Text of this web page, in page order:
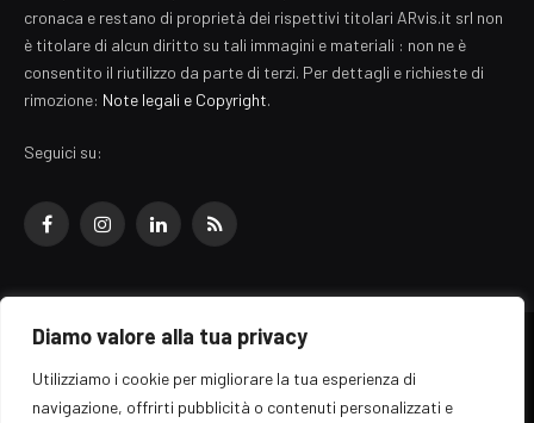
Diamo valore alla tua privacy
Utilizziamo i cookie per migliorare la tua esperienza di
navigazione, offrirti pubblicità o contenuti personalizzati e
cronaca e restano di proprietà dei rispettivi titolari ARvis.it srl non
è titolare di alcun diritto su tali immagini e materiali : non ne è
consentito il riutilizzo da parte di terzi. Per dettagli e richieste di
rimozione: Note legali e Copyright.
Seguici su:
FacebookInstagramLinkedInRSS
© 2026 EZ Rome Designed by ARvis.it
Il portale EZ Rome e' una testata giornalistica di carattere generalista
registrata al tribunale di Roma - Numero 389/2008